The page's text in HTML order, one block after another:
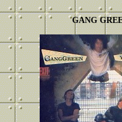
GANG